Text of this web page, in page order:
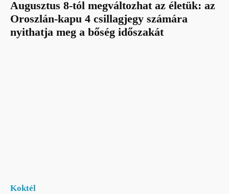
Augusztus 8-tól megváltozhat az életük: az
Oroszlán-kapu 4 csillagjegy számára
nyithatja meg a bőség időszakát
Koktél